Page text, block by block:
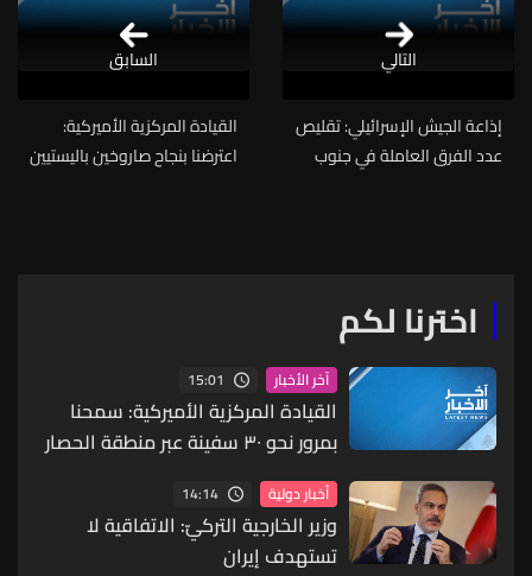
التالي
إذاعة الجيش الإسرائيلي: تقليص
عدد الفرق العاملة في جنوب
القيادة المركزية الأميركية:
اعترضنا بنجاح صاروخين باليستيين
السابق
اخترنا لكم
آخر الأخبار 15:01
القيادة المركزية الأميركية: سمحنا
بمرور نحو ٣٠ سفينة عبر منطقة الحصار
على إيران لنقل المساعدات الإنسانية
أخبار دولية 14:14
وزير الخارجية التركيّ: الاتفاقية لا
تستهدف إيران